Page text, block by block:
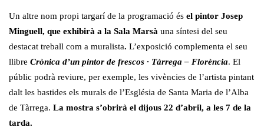
Un altre nom propi targarí de la programació és el pintor Josep
Minguell, que exhibirà a la Sala Marsà una síntesi del seu
destacat treball com a muralista. L’exposició complementa el seu
llibre Crònica d’un pintor de frescos · Tàrrega – Florència. El
públic podrà reviure, per exemple, les vivències de l’artista pintant
dalt les bastides els murals de l’Església de Santa Maria de l’Alba
de Tàrrega. La mostra s’obrirà el dijous 22 d’abril, a les 7 de la
tarda.